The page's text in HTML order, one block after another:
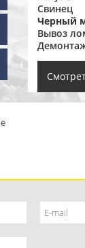
Свинец
Черный
Вывоз